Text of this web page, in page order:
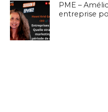
PME –
entreprise